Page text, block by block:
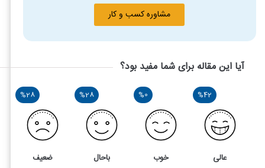
مشاوره کسب و کار
آیا این مقاله برای شما مفید بود؟
%42
عالی
%0
خوب
%28
باحال
%28
ضعیف